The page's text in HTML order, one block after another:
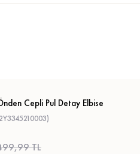
Cepli Pul Detay Elbise
TL